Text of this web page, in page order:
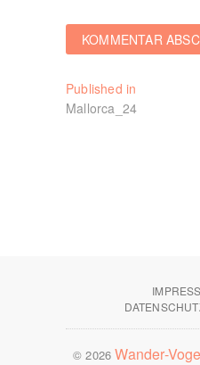
Published in
Mallorca_24
© 2026Wander-